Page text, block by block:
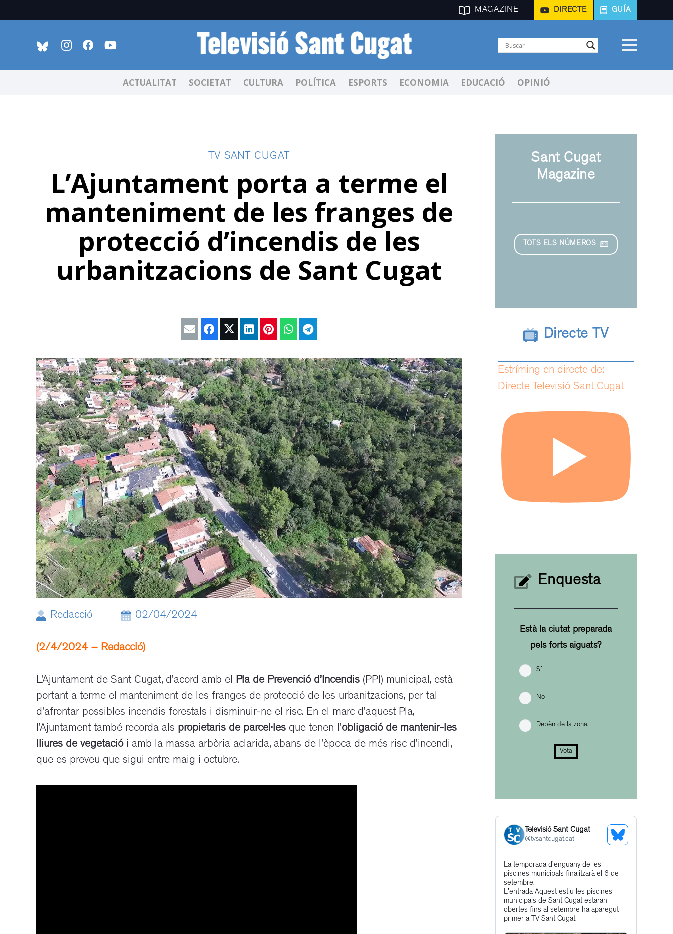
MAGAZINE DIRECTE GUÍA
ACTUALITAT SOCIETAT CULTURA POLÍTICA ESPORTS ECONOMIA EDUCACIÓ OPINIÓ
TV SANT CUGAT
L’Ajuntament porta a terme el
manteniment de les franges de
protecció d’incendis de les
urbanitzacions de Sant Cugat
Redacció 02/04/2024
(2/4/2024 – Redacció)
L’Ajuntament de Sant Cugat, d’acord amb el Pla de Prevenció d’Incendis (PPI) municipal, està
portant a terme el manteniment de les franges de protecció de les urbanitzacions, per tal
d’afrontar possibles incendis forestals i disminuir-ne el risc. En el marc d’aquest Pla,
l’Ajuntament també recorda als propietaris de parcel·les que tenen l’obligació de mantenir-les
lliures de vegetaciói amb la massa arbòria aclarida, abans de l’època de més risc d’incendi,
que es preveu que sigui entre maig i octubre.
Sant Cugat
Magazine
TOTS ELS NÚMEROS
Directe TV
Estríming en directe de:
Directe Televisió Sant Cugat
Enquesta
Està la ciutat preparada
pels forts aiguats?
Sí
No
Depèn de la zona.
Vota
Televisió Sant Cugat
@tvsantcugat.cat
See
Get
to
this
post
La temporada d’enguany de les
piscines municipals finalitzarà el 6 de
setembre.
L'entrada Aquest estiu les piscines
municipals de Sant Cugat estaran
obertes fins al setembre ha aparegut
primer a TV Sant Cugat.